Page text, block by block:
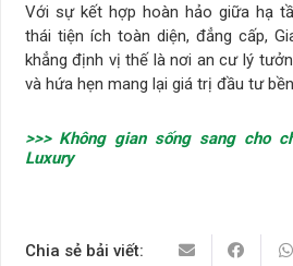
Với sự kết hợp hoàn hảo giữa hạ
thái tiện ích toàn diện, đẳng cấp,
khẳng định vị thế là nơi an cư lý
và hứa hẹn mang lại giá trị đầu tư
>>> Không gian sống sang cho
Luxury
Chia sẻ bải viết: